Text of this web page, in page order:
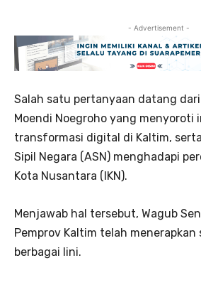
- Advertisement -
Salah satu pertanyaan datang dari
Moendi Noegroho yang menyoroti
transformasi digital di Kaltim,
Sipil Negara (ASN) menghadapi
Kota Nusantara (IKN).
Menjawab hal tersebut, Wagub
Pemprov Kaltim telah
berbagai lini.